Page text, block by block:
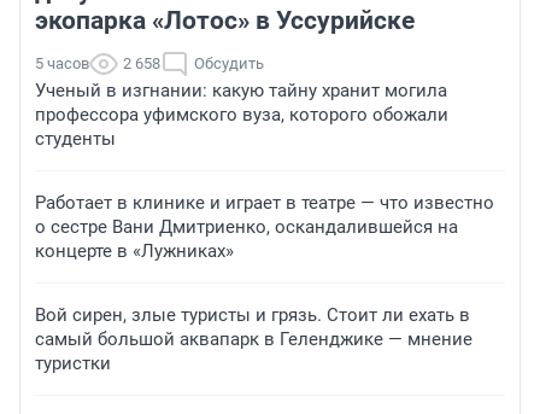
экопарка «Лотос» в Уссурийске
5 часов 2 658 Обсудить
Ученый в изгнании: какую тайну хранит могила
профессора уфимского вуза, которого обожали
студенты
Работает в клинике и играет в театре — что известно
о сестре Вани Дмитриенко, оскандалившейся на
концерте в «Лужниках»
Вой сирен, злые туристы и грязь. Стоит ли ехать в
самый большой аквапарк в Геленджике — мнение
туристки